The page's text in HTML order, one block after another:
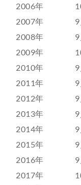
2006年
2007年
2008年
2009年
2010年
2011年
2012年
2013年
2014年
2015年
2016年
2017年